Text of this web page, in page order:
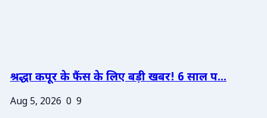
श्रद्धा कपूर के फैंस के लिए बड़ी खबर! 6 साल प...
Aug 5, 2026 0 9